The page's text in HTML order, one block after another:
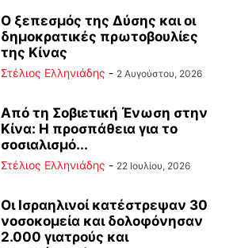
Ο ξεπεσμός της Δύσης και οι
δημοκρατικές πρωτοβουλίες
της Κίνας
Στέλιος Ελληνιάδης - 2 Αυγούστου, 2026
Από τη Σοβιετική Ένωση στην
Κίνα: Η προσπάθεια για το
σοσιαλισμό...
Στέλιος Ελληνιάδης - 22 Ιουλίου, 2026
Οι Ισραηλινοί κατέστρεψαν 30
νοσοκομεία και δολοφόνησαν
2.000 γιατρούς και